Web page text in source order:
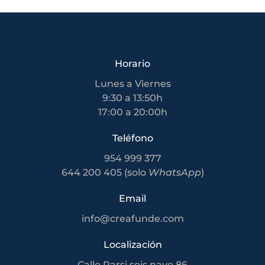
Horario
Lunes a Viernes
9:30 a 13:50h
17:00 a 20:00h
Teléfono
954 999 377
644 200 405 (solo WhatsApp)
Email
info@creafunde.com
Localización